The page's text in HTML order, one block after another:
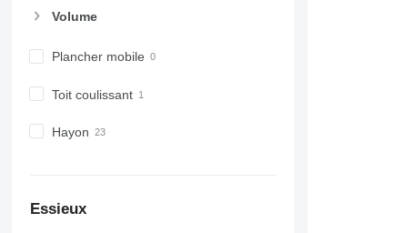
Volume
Plancher mobile
Toit coulissant
Hayon
Essieux